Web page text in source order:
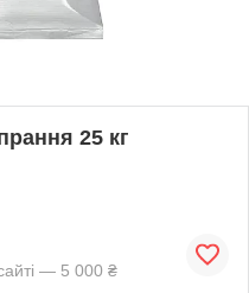
25 кг
— 5 000 ₴